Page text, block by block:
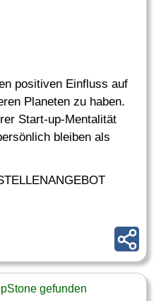
positiven Einfluss auf
Planeten zu haben.
Start-up-Mentalität
bleiben als
gefunden